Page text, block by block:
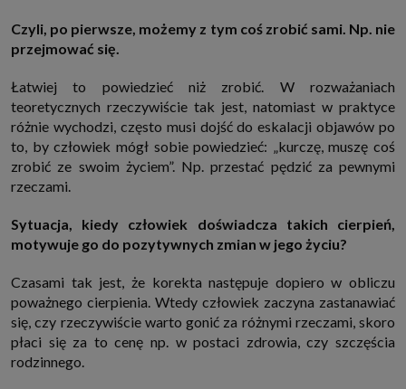
Czyli, po pierwsze, możemy z tym coś zrobić sami. Np. nie
przejmować się.
Łatwiej to powiedzieć niż zrobić. W rozważaniach
teoretycznych rzeczywiście tak jest, natomiast w praktyce
różnie wychodzi, często musi dojść do eskalacji objawów po
to, by człowiek mógł sobie powiedzieć: „kurczę, muszę coś
zrobić ze swoim życiem”. Np. przestać pędzić za pewnymi
rzeczami.
Sytuacja, kiedy człowiek doświadcza takich cierpień,
motywuje go do pozytywnych zmian w jego życiu?
Czasami tak jest, że korekta następuje dopiero w obliczu
poważnego cierpienia. Wtedy człowiek zaczyna zastanawiać
się, czy rzeczywiście warto gonić za różnymi rzeczami, skoro
płaci się za to cenę np. w postaci zdrowia, czy szczęścia
rodzinnego.